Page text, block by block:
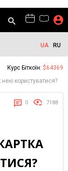
UA RU
Курс Біткоїн: $64369
нею користуватися?
0 7188